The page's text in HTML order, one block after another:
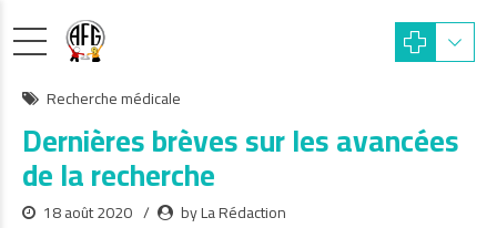
Recherche médicale
Dernières brèves sur les avancées
de la recherche
18 août 2020 by La Rédaction